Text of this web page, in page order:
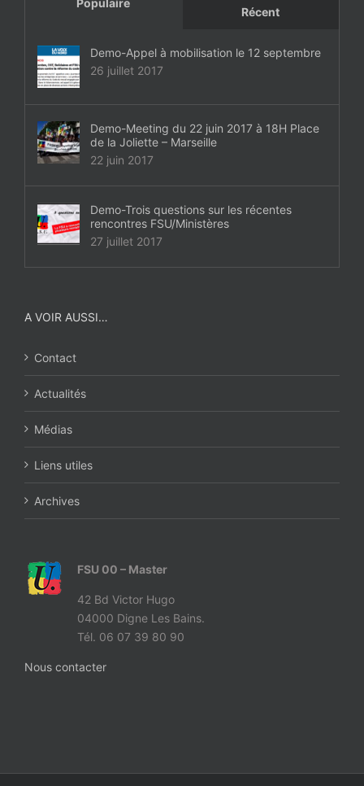
Populaire
Récent
Demo-Appel à mobilisation le 12 septembre
26 juillet 2017
Demo-Meeting du 22 juin 2017 à 18H Place
de la Joliette – Marseille
22 juin 2017
Demo-Trois questions sur les récentes
rencontres FSU/Ministères
27 juillet 2017
A VOIR AUSSI…
Contact
Actualités
Médias
Liens utiles
Archives
FSU 00 – Master
42 Bd Victor Hugo
04000 Digne Les Bains.
Tél. 06 07 39 80 90
Nous contacter